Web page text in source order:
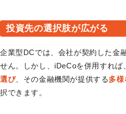
投資先の選択肢が広がる
企業型DCでは、会社が契約した金
せん。しかし、iDeCoを併用すれば、
選び、その金融機関が提供する多
択できます。